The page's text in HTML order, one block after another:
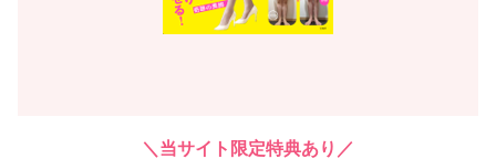
＼当サイト限定特典あり／